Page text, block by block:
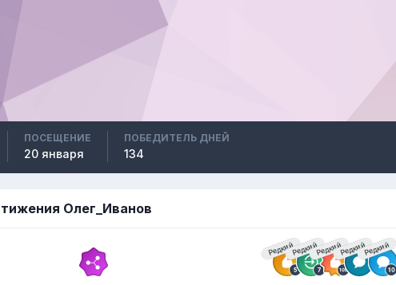
ПОСЕЩЕНИЕ
20 января
ПОБЕДИТЕЛЬ ДНЕЙ
134
Олег_Иванов
РедкийРедкийРедкийРедкийРедкий